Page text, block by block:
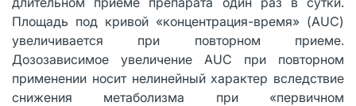
Площадь под кривой «концентрация-время» (AUC)
увеличивается при повторном приеме.
Дозозависимое увеличение AUC при повторном
применении носит нелинейный характер вследствие
снижения метаболизма при «первичном